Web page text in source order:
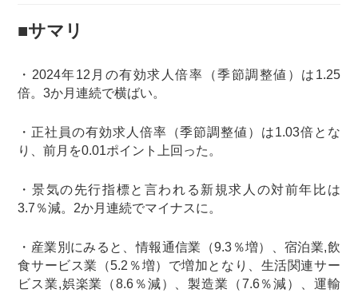
■サマリ
・2024年12月の有効求人倍率（季節調整値）は1.25
倍。3か月連続で横ばい。
・正社員の有効求人倍率（季節調整値）は1.03倍とな
り、前月を0.01ポイント上回った。
・景気の先行指標と言われる新規求人の対前年比は
3.7％減。2か月連続でマイナスに。
・産業別にみると、情報通信業（9.3％増）、宿泊業,飲
食サービス業（5.2％増）で増加となり、生活関連サー
ビス業,娯楽業（8.6％減）、製造業（7.6％減）、運輸